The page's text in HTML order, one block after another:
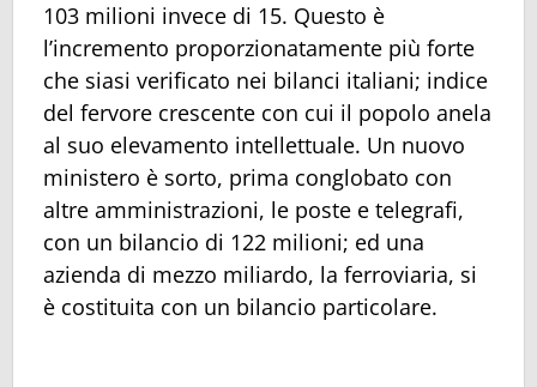
103 milioni invece di 15. Questo è
l’incremento proporzionatamente più forte
che siasi verificato nei bilanci italiani; indice
del fervore crescente con cui il popolo anela
al suo elevamento intellettuale. Un nuovo
ministero è sorto, prima conglobato con
altre amministrazioni, le poste e telegrafi,
con un bilancio di 122 milioni; ed una
azienda di mezzo miliardo, la ferroviaria, si
è costituita con un bilancio particolare.